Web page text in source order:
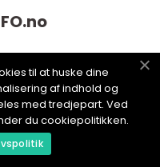
no
til at huske dine
af indhold og
med tredjepart. Ved
du cookiepolitikken.